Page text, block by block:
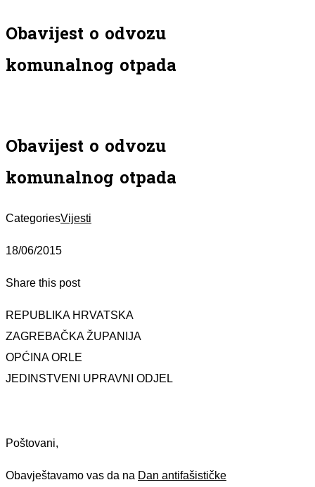
Obavijest o odvozu
komunalnog otpada
Obavijest o odvozu
komunalnog otpada
CategoriesVijesti
18/06/2015
Share this post
REPUBLIKA HRVATSKA
ZAGREBAČKA ŽUPANIJA
OPĆINA ORLE
JEDINSTVENI UPRAVNI ODJEL
Poštovani,
Obavještavamo vas da na Dan antifašističke